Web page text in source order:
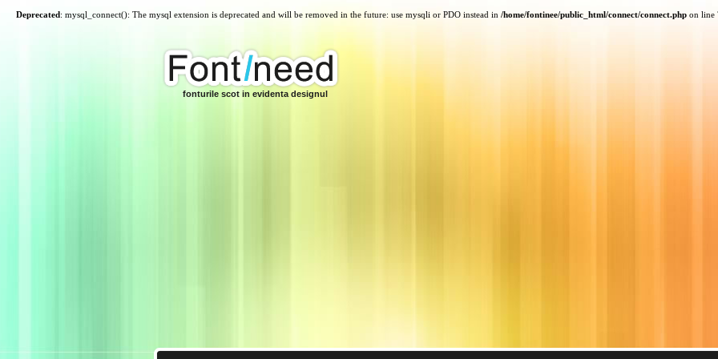
Deprecated: mysql_connect(): The mysql extension is deprecated and will be removed in the future: use mysqli or PDO instead in /home/fontinee/public_html/connect/connect.php on line
fonturile scot in evidenta designul